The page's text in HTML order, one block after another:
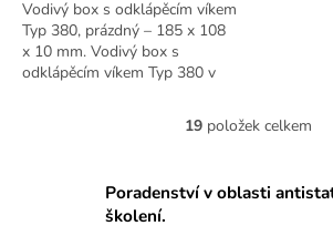
Vodivý box s odklápěcím víkem
Typ 380, prázdný – 185 x 108
x 10 mm. Vodivý box s
odklápěcím víkem Typ 380 v
O
á
19položek celkem
Poradenství v oblasti
školení.